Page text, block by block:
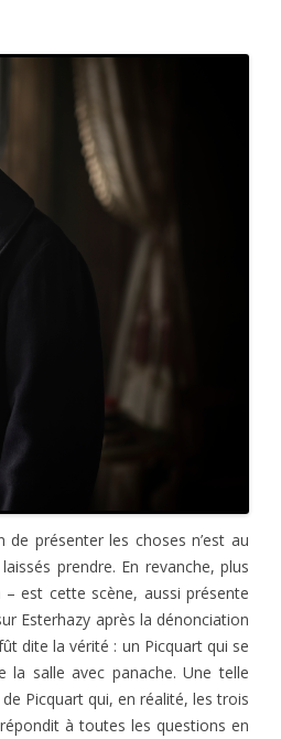
présenter les choses n’est au
prendre. En revanche, plus
est cette scène, aussi présente
Esterhazy après la dénonciation
dite la vérité : un Picquart qui se
salle avec panache. Une telle
Picquart qui, en réalité, les trois
à toutes les questions en